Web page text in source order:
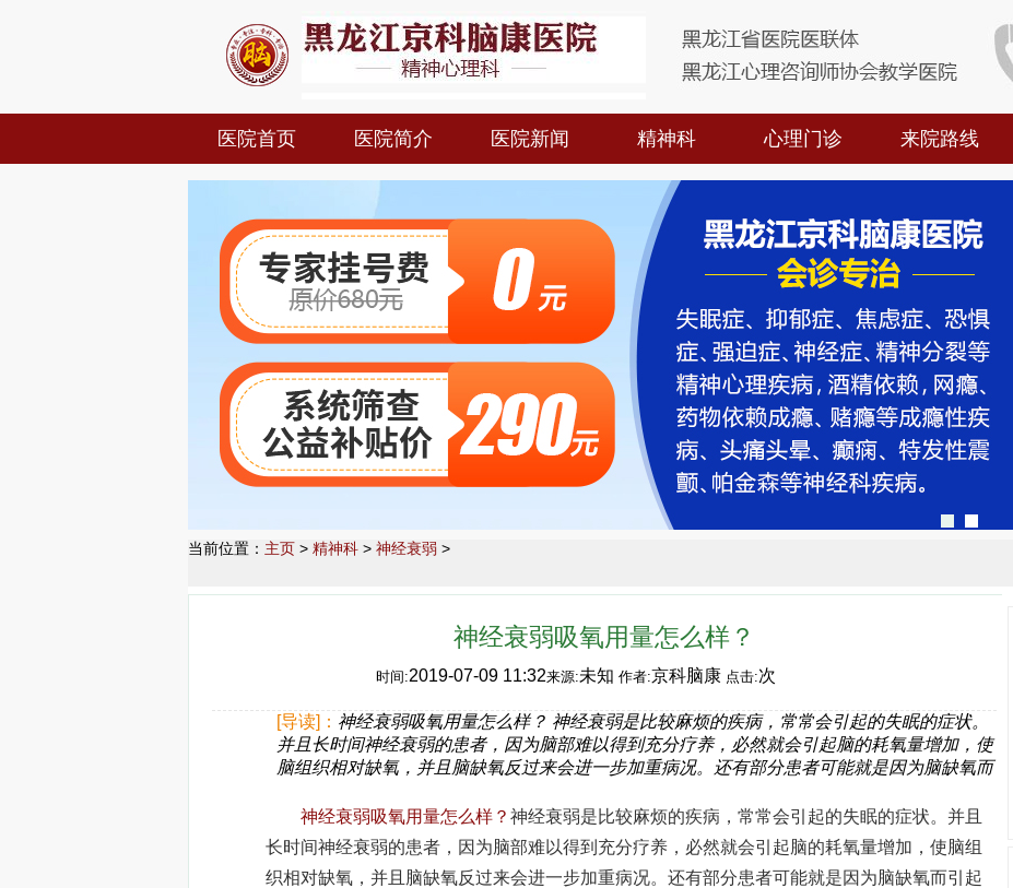
医院首页 医院简介 医院新闻 精神科 心理门诊 来院路线
当前位置： 主页 > 精神科 > 神经衰弱 >
神经衰弱吸氧用量怎么样？
时间:2019-07-09 11:32来源:未知 作者:京科脑康 点击:次
[导读]： 神经衰弱吸氧用量怎么样？ 神经衰弱是比较麻烦的疾病，常常会引起的失眠的症状。
并且长时间神经衰弱的患者，因为脑部难以得到充分疗养，必然就会引起脑的耗氧量增加，使
脑组织相对缺氧，并且脑缺氧反过来会进一步加重病况。还有部分患者可能就是因为脑缺氧而
神经衰弱吸氧用量怎么样？ 神经衰弱是比较麻烦的疾病，常常会引起的失眠的症状。并且
长时间神经衰弱的患者，因为脑部难以得到充分疗养，必然就会引起脑的耗氧量增加，使脑组
织相对缺氧，并且脑缺氧反过来会进一步加重病况。还有部分患者可能就是因为脑缺氧而引起